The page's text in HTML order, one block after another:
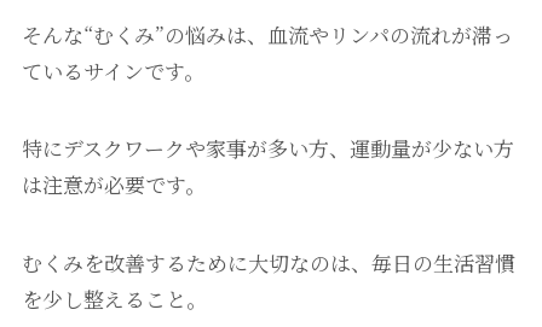
そんな“むくみ”の悩みは、血流やリンパの流れが滞っ
ているサインです。
特にデスクワークや家事が多い方、運動量が少ない方
は注意が必要です。
むくみを改善するために大切なのは、毎日の生活習慣
を少し整えること。